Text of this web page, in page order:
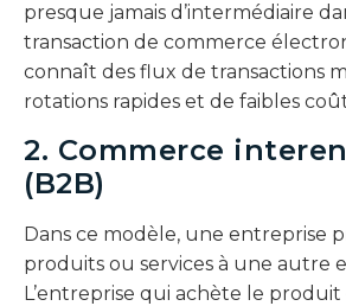
presque jamais d’intermédiaire
transaction de commerce
connaît des flux de transactions
rotations rapides et de faibles
2. Commerce
(B2B)
Dans ce modèle, une entreprise
produits ou services à une autre
L’entreprise qui achète le produit